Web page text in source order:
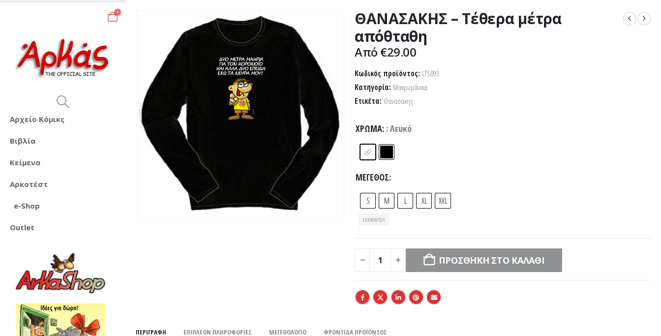
0
Αρχείο Κόμικς
Βιβλία
Κείμενα
Αρκοτέστ
e-Shop
Outlet
ΘΑΝΑΣΑΚΗΣ – Τέθερα μέτρα
απόθταθη
Από €29.00
Κωδικός προϊόντος: LTS093
Κατηγορία: Μακρυμάνικα
Ετικέτα: Θανασάκης
ΧΡΏΜΑ : Λευκό
ΜΈΓΕΘΟΣ
S M L XL XXL
ΕΚΚΑΘΆΡΙΣΗ
ΠΡΟΣΘΉΚΗ ΣΤΟ ΚΑΛΆΘΙ
ΠΕΡΙΓΡΑΦΉ ΕΠΙΠΛΈΟΝ ΠΛΗΡΟΦΟΡΊΕΣ ΜΕΓΕΘΟΛΌΓΙΟ ΦΡΟΝΤΊΔΑ ΠΡΟΪΌΝΤΟΣ